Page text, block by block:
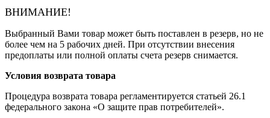
ВНИМАНИЕ!
Выбранный Вами товар может быть поставлен в резерв, но не
более чем на 5 рабочих дней. При отсутствии внесения
предоплаты или полной оплаты счета резерв снимается.
Условия возврата товара
Процедура возврата товара регламентируется статьей 26.1
федерального закона «О защите прав потребителей».